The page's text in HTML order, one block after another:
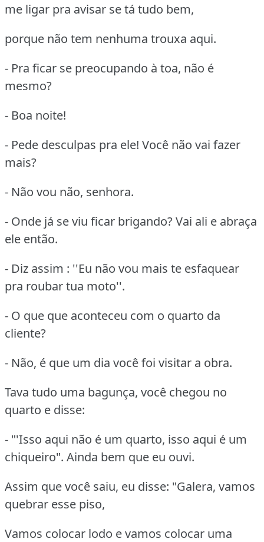
me ligar pra avisar se tá tudo bem,
porque não tem nenhuma trouxa aqui.
- Pra ficar se preocupando à toa, não é
mesmo?
- Boa noite!
- Pede desculpas pra ele! Você não vai fazer
mais?
- Não vou não, senhora.
- Onde já se viu ficar brigando? Vai ali e abraça
ele então.
- Diz assim : ''Eu não vou mais te esfaquear
pra roubar tua moto''.
- O que que aconteceu com o quarto da
cliente?
- Não, é que um dia você foi visitar a obra.
Tava tudo uma bagunça, você chegou no
quarto e disse:
- "'Isso aqui não é um quarto, isso aqui é um
chiqueiro". Ainda bem que eu ouvi.
Assim que você saiu, eu disse: "Galera, vamos
quebrar esse piso,
Vamos colocar lodo e vamos colocar uma